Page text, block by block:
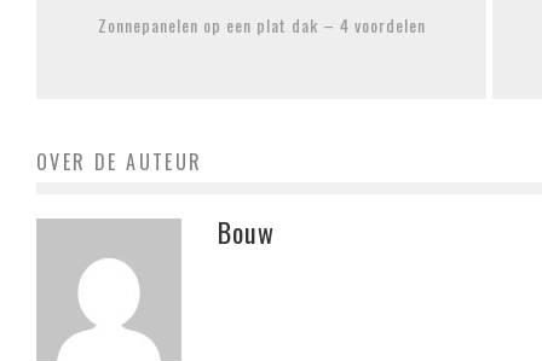
Zonnepanelen op een plat dak – 4 voordelen
OVER DE AUTEUR
Bouw